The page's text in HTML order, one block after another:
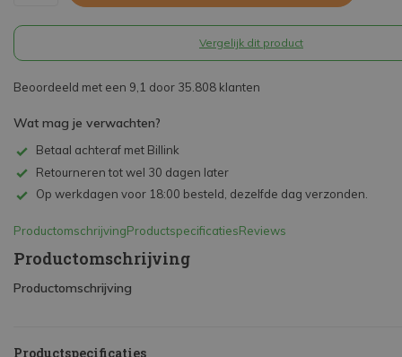
Vergelijk dit product
Beoordeeld met een 9,1 door 35.808 klanten
Wat mag je verwachten?
Betaal achteraf met Billink
Retourneren tot wel 30 dagen later
Op werkdagen voor 18:00 besteld, dezelfde dag verzonden.
ProductomschrijvingProductspecificatiesReviews
Productomschrijving
Productomschrijving
Productspecificaties